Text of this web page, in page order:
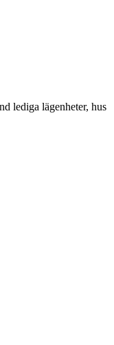
lediga lägenheter, hus